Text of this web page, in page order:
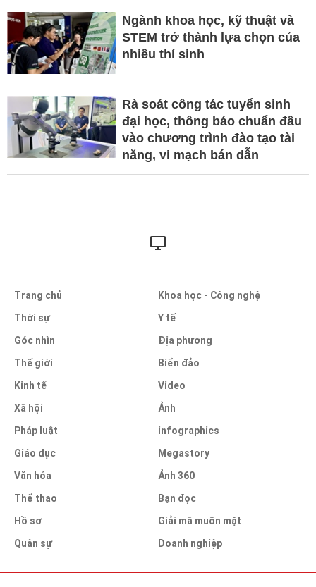
Ngành khoa học, kỹ thuật và
STEM trở thành lựa chọn của
nhiều thí sinh
Rà soát công tác tuyển sinh
đại học, thông báo chuẩn đầu
vào chương trình đào tạo tài
năng, vi mạch bán dẫn
Trang chủ
Thời sự
Góc nhìn
Thế giới
Kinh tế
Xã hội
Pháp luật
Giáo dục
Văn hóa
Thể thao
Hồ sơ
Quân sự
Khoa học - Công nghệ
Y tế
Địa phương
Biển đảo
Video
Ảnh
infographics
Megastory
Ảnh 360
Bạn đọc
Giải mã muôn mặt
Doanh nghiệp